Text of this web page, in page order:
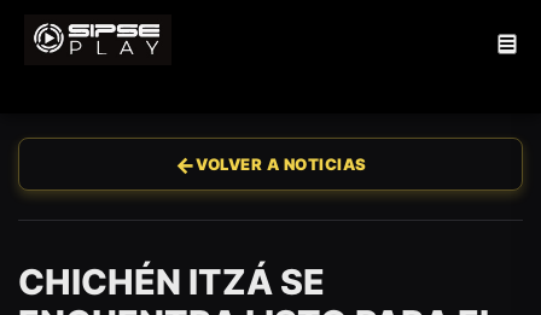
←VOLVER A NOTICIAS
CHICHÉN ITZÁ SE